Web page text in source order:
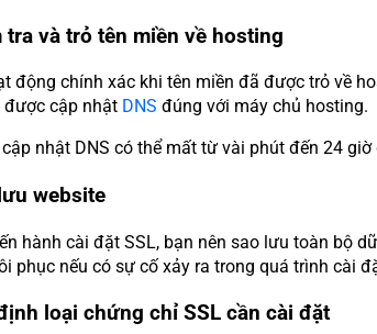
tra và trỏ tên miền về hosting
động chính xác khi tên miền đã được trỏ về
cập nhật DNS đúng với máy chủ hosting.
cập nhật DNS có thể mất từ vài phút đến 24
website
hành cài đặt SSL, bạn nên sao lưu toàn bộ
phục nếu có sự cố xảy ra trong quá trình cài
loại chứng chỉ SSL cần cài đặt